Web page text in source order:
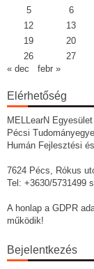
5
6
12
13
19
20
26
27
« dec
febr »
Elérhetőség
MELLearN Egyesület
Pécsi
Humán Fejlesztési
7624 Pécs, Rókus
Tel: +3630/5731499
A honlap a GDPR
működik!
Bejelentkezés